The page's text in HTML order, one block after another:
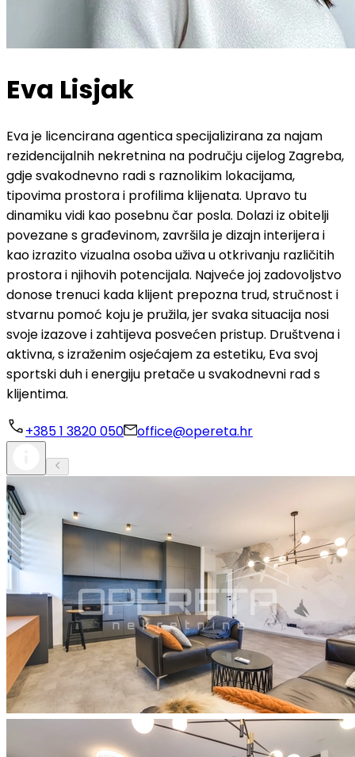
Eva Lisjak
Eva je licencirana agentica specijalizirana za najam
rezidencijalnih nekretnina na području cijelog Zagreba,
gdje svakodnevno radi s raznolikim lokacijama,
tipovima prostora i profilima klijenata. Upravo tu
dinamiku vidi kao posebnu čar posla. Dolazi iz obitelji
povezane s građevinom, završila je dizajn interijera i
kao izrazito vizualna osoba uživa u otkrivanju različitih
prostora i njihovih potencijala. Najveće joj zadovoljstvo
donose trenuci kada klijent prepozna trud, stručnost i
stvarnu pomoć koju je pružila, jer svaka situacija nosi
svoje izazove i zahtijeva posvećen pristup. Društvena i
aktivna, s izraženim osjećajem za estetiku, Eva svoj
sportski duh i energiju pretače u svakodnevni rad s
klijentima.
+385 1 3820 050 office@opereta.hr